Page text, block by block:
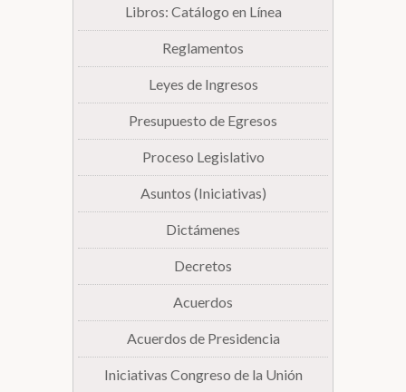
Libros: Catálogo en Línea
Reglamentos
Leyes de Ingresos
Presupuesto de Egresos
Proceso Legislativo
Asuntos (Iniciativas)
Dictámenes
Decretos
Acuerdos
Acuerdos de Presidencia
Iniciativas Congreso de la Unión